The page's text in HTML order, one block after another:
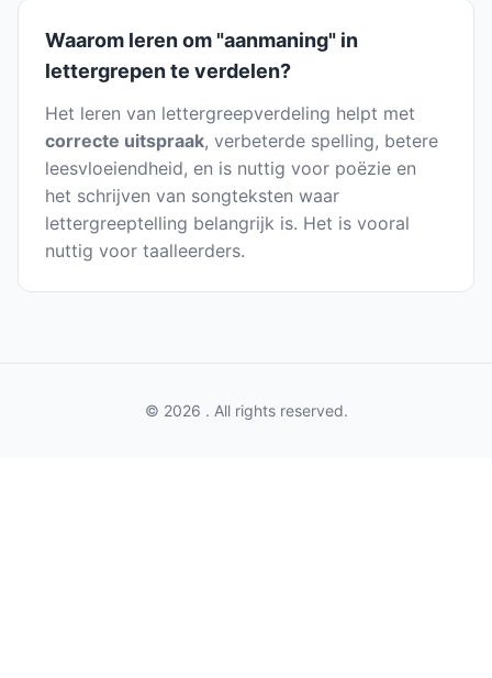
Waarom leren om "aanmaning" in
lettergrepen te verdelen?
Het leren van lettergreepverdeling helpt met
correcte uitspraak, verbeterde spelling, betere
leesvloeiendheid, en is nuttig voor poëzie en
het schrijven van songteksten waar
lettergreeptelling belangrijk is. Het is vooral
nuttig voor taalleerders.
© 2026 . All rights reserved.